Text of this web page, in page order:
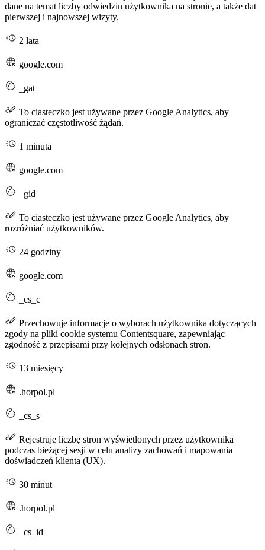
dane na temat liczby odwiedzin użytkownika na stronie, a także dat
pierwszej i najnowszej wizyty.
2 lata
google.com
_gat
To ciasteczko jest używane przez Google Analytics, aby
ograniczać częstotliwość żądań.
1 minuta
google.com
_gid
To ciasteczko jest używane przez Google Analytics, aby
rozróżniać użytkowników.
24 godziny
google.com
_cs_c
Przechowuje informacje o wyborach użytkownika dotyczących
zgody na pliki cookie systemu Contentsquare, zapewniając
zgodność z przepisami przy kolejnych odsłonach stron.
13 miesięcy
.horpol.pl
_cs_s
Rejestruje liczbę stron wyświetlonych przez użytkownika
podczas bieżącej sesji w celu analizy zachowań i mapowania
doświadczeń klienta (UX).
30 minut
.horpol.pl
_cs_id